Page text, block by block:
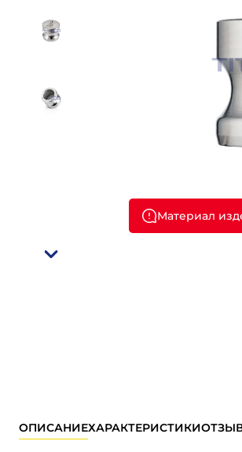
Материал
ОПИСАНИЕХАРАКТЕРИСТИКИ